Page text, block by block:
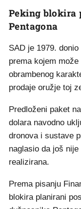
Peking blokira
Pentagona
SAD je 1979.
prema kojem
obrambenog
prodaje oružje toj
Predloženi paket
dolara navodno
dronova i sustave
naglasio da još
realizirana.
Prema pisanju
blokira planirani